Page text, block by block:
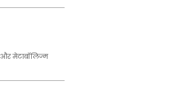
और मेटाबॉलिज्म